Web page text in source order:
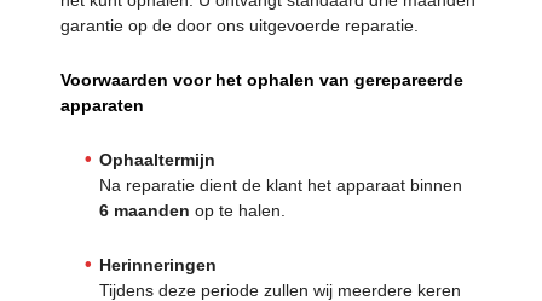
garantie op de door ons uitgevoerde reparatie.
Voorwaarden voor het ophalen van gerepareerde
apparaten
Ophaaltermijn
Na reparatie dient de klant het apparaat binnen
6 maanden op te halen.
Herinneringen
Tijdens deze periode zullen wij meerdere keren